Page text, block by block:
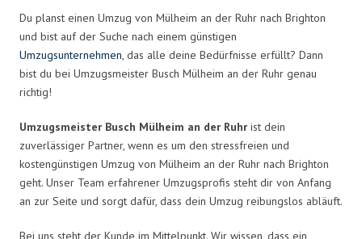
Du planst einen Umzug von Mülheim an der Ruhr nach Brighton
und bist auf der Suche nach einem günstigen
Umzugsunternehmen, das alle deine Bedürfnisse erfüllt? Dann
bist du bei Umzugsmeister Busch Mülheim an der Ruhr genau
richtig!
Umzugsmeister Busch Mülheim an der Ruhr ist dein
zuverlässiger Partner, wenn es um den stressfreien und
kostengünstigen Umzug von Mülheim an der Ruhr nach Brighton
geht. Unser Team erfahrener Umzugsprofis steht dir von Anfang
an zur Seite und sorgt dafür, dass dein Umzug reibungslos abläuft.
Bei uns steht der Kunde im Mittelpunkt. Wir wissen, dass ein